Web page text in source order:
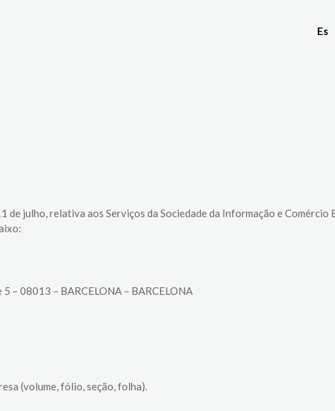
Es
de julho, relativa aos Serviços da Sociedade da Informação e Comércio
– 08013 – BARCELONA – BARCELONA
(volume, fólio, seção, folha).